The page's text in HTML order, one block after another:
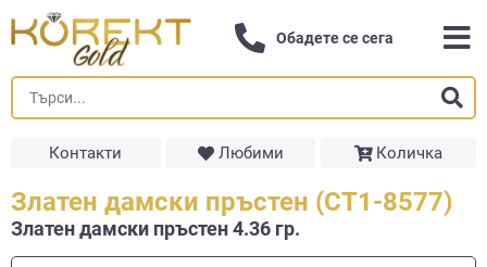
Обадете се сега
Контакти Любими Количка
Златен дамски пръстен (СТ1-8577)
Златен дамски пръстен 4.36 гр.